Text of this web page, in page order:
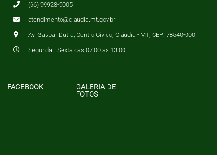
(66) 99928-9005
atendimento@claudia.mt.gov.br
Av. Gaspar Dutra, Centro Cívico, Cláudia - MT, CEP: 78540-000
Segunda - Sexta das 07:00 as 13:00
FACEBOOK
GALERIA DE
FOTOS